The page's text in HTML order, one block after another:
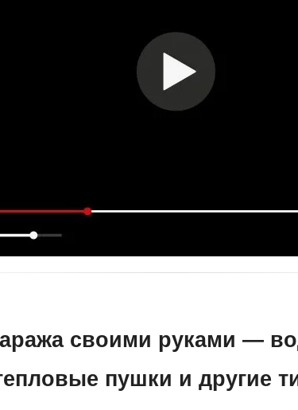
своими руками —
пушки и другие